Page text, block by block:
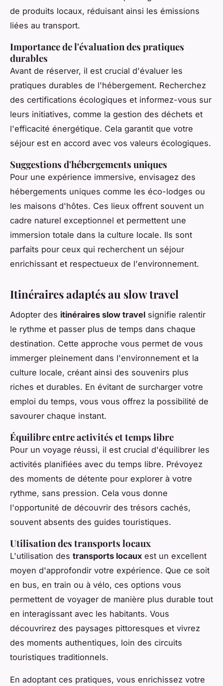
de produits locaux, réduisant ainsi les émissions
liées au transport.
Importance de l'évaluation des pratiques
durables
Avant de réserver, il est crucial d'évaluer les
pratiques durables de l'hébergement. Recherchez
des certifications écologiques et informez-vous sur
leurs initiatives, comme la gestion des déchets et
l'efficacité énergétique. Cela garantit que votre
séjour est en accord avec vos valeurs écologiques.
Suggestions d'hébergements uniques
Pour une expérience immersive, envisagez des
hébergements uniques comme les éco-lodges ou
les maisons d'hôtes. Ces lieux offrent souvent un
cadre naturel exceptionnel et permettent une
immersion totale dans la culture locale. Ils sont
parfaits pour ceux qui recherchent un séjour
enrichissant et respectueux de l'environnement.
Itinéraires adaptés au slow travel
Adopter des itinéraires slow travel signifie ralentir
le rythme et passer plus de temps dans chaque
destination. Cette approche vous permet de vous
immerger pleinement dans l'environnement et la
culture locale, créant ainsi des souvenirs plus
riches et durables. En évitant de surcharger votre
emploi du temps, vous vous offrez la possibilité de
savourer chaque instant.
Équilibre entre activités et temps libre
Pour un voyage réussi, il est crucial d'équilibrer les
activités planifiées avec du temps libre. Prévoyez
des moments de détente pour explorer à votre
rythme, sans pression. Cela vous donne
l'opportunité de découvrir des trésors cachés,
souvent absents des guides touristiques.
Utilisation des transports locaux
L'utilisation des transports locaux est un excellent
moyen d'approfondir votre expérience. Que ce soit
en bus, en train ou à vélo, ces options vous
permettent de voyager de manière plus durable tout
en interagissant avec les habitants. Vous
découvrirez des paysages pittoresques et vivrez
des moments authentiques, loin des circuits
touristiques traditionnels.
En adoptant ces pratiques, vous enrichissez votre